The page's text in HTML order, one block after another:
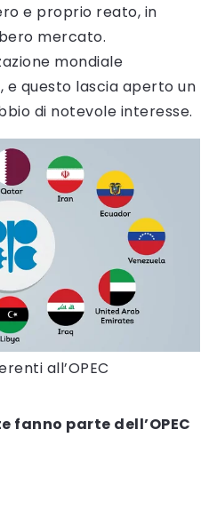
e proprio reato, in
mercato.
mondiale
questo lascia aperto un
di notevole interesse.
all’OPEC
fanno parte dell’OPEC